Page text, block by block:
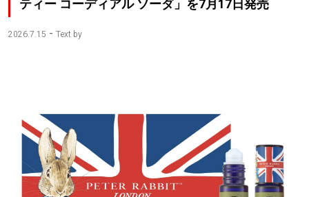
ティー コーディアル ソーダ」を7月17日発売
2026.7.15 - Text by